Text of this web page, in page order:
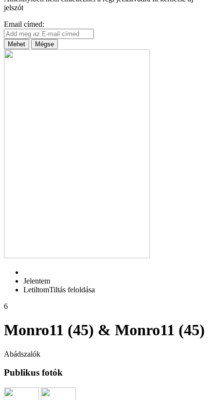
jelszót
Email címed:
Mehet Mégse
Jelentem
LetiltomTiltás feloldása
6
Monro11 (45) & Monro11 (45)
Abádszalók
Publikus fotók